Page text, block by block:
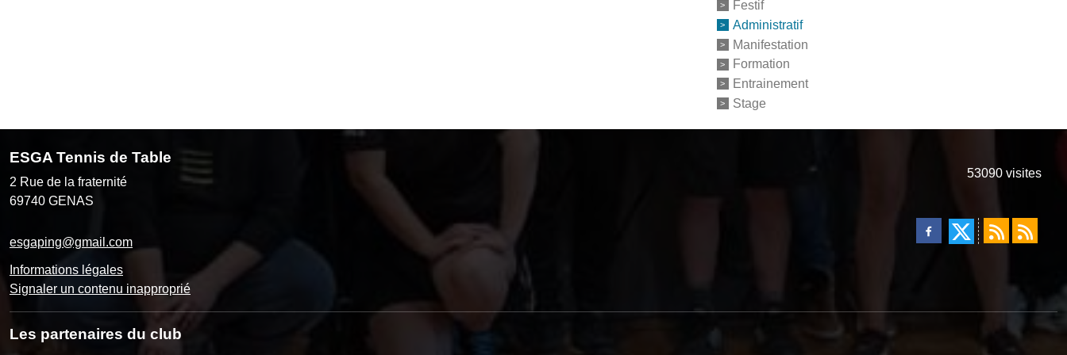
Festif
Administratif
Manifestation
Formation
Entrainement
Stage
ESGA Tennis de Table
2 Rue de la fraternité
69740 GENAS
esgaping@gmail.com
Informations légales
Signaler un contenu inapproprié
53090 visites
Les partenaires du club